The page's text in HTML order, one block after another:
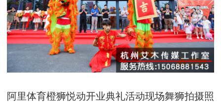
阿里体育橙狮悦动开业典礼活动现场舞狮拍摄照